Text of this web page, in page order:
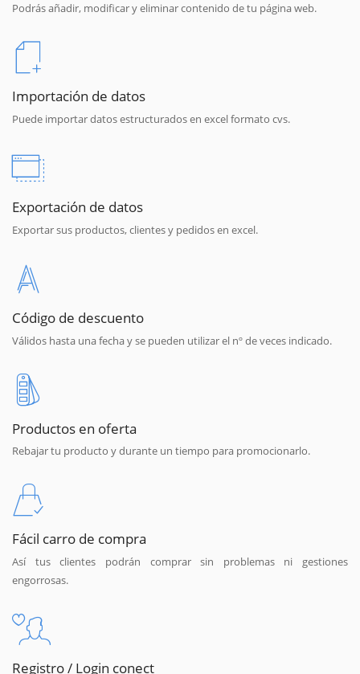
Podrás añadir, modificar y eliminar contenido de tu página web.
Importación de datos
Puede importar datos estructurados en excel formato cvs.
Exportación de datos
Exportar sus productos, clientes y pedidos en excel.
Código de descuento
Válidos hasta una fecha y se pueden utilizar el nº de veces indicado.
Productos en oferta
Rebajar tu producto y durante un tiempo para promocionarlo.
Fácil carro de compra
Así tus clientes podrán comprar sin problemas ni gestiones
engorrosas.
Registro / Login conect